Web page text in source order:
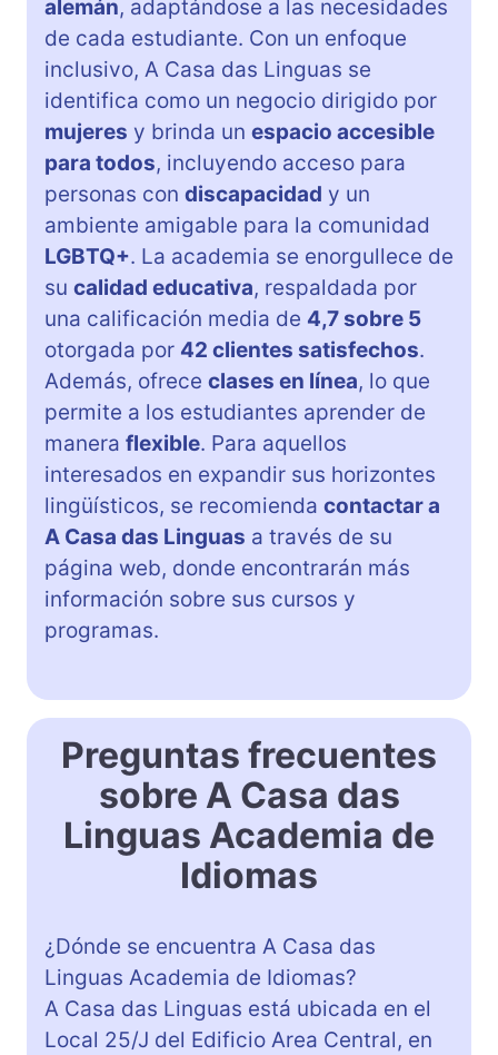
alemán, adaptándose a las necesidades
de cada estudiante. Con un enfoque
inclusivo, A Casa das Linguas se
identifica como un negocio dirigido por
mujeres y brinda un espacio accesible
para todos, incluyendo acceso para
personas con discapacidad y un
ambiente amigable para la comunidad
LGBTQ+. La academia se enorgullece de
su calidad educativa, respaldada por
una calificación media de 4,7 sobre 5
otorgada por 42 clientes satisfechos.
Además, ofrece clases en línea, lo que
permite a los estudiantes aprender de
manera flexible. Para aquellos
interesados en expandir sus horizontes
lingüísticos, se recomienda contactar a
A Casa das Linguas a través de su
página web, donde encontrarán más
información sobre sus cursos y
programas.
Preguntas frecuentes
sobre A Casa das
Linguas Academia de
Idiomas
¿Dónde se encuentra A Casa das
Linguas Academia de Idiomas?
A Casa das Linguas está ubicada en el
Local 25/J del Edificio Area Central, en